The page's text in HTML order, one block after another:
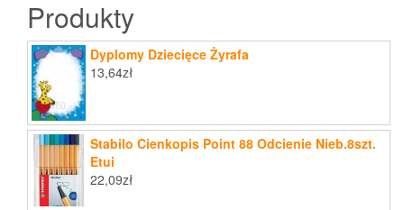
Produkty
Dyplomy Dziecięce Żyrafa
13,64zł
Stabilo Cienkopis Point 88 Odcienie Nieb.8szt.
Etui
22,09zł